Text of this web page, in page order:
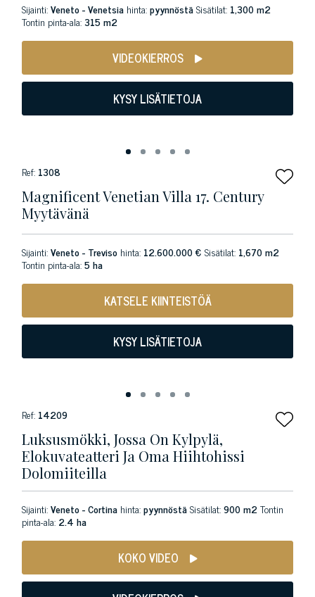
Sijainti:Veneto - Venetsia hinta:pyynnöstäSisätilat: 1,300 m2
Tontin pinta-ala:315 m2
VIDEOKIERROS
KYSY LISÄTIETOJA
Ref: 1308
Magnificent Venetian Villa 17. Century
Myytävänä
Sijainti:Veneto - Treviso hinta: 12.600.000 € Sisätilat: 1,670 m2
Tontin pinta-ala:5 ha
KATSELE KIINTEISTÖÄ
KYSY LISÄTIETOJA
Ref: 14209
Luksusmökki, Jossa On Kylpylä,
Elokuvateatteri Ja Oma Hiihtohissi
Dolomiiteilla
Sijainti:Veneto - Cortina hinta:pyynnöstäSisätilat:900 m2Tontin
pinta-ala: 2.4 ha
KOKO VIDEO